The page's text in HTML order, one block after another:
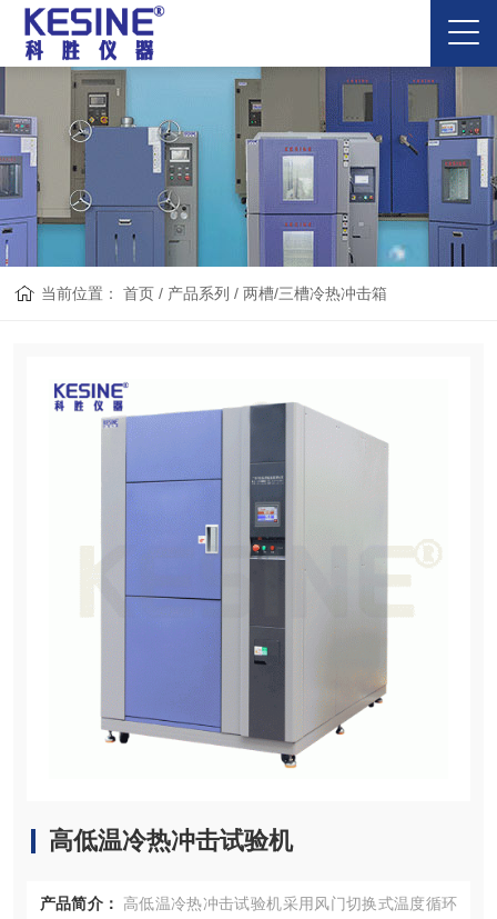
当前位置：首页 / 产品系列 /两槽/三槽冷热冲击箱
高低温冷热冲击试验机
产品简介：
高低温冷热冲击试验机采用风门切换式温度循环